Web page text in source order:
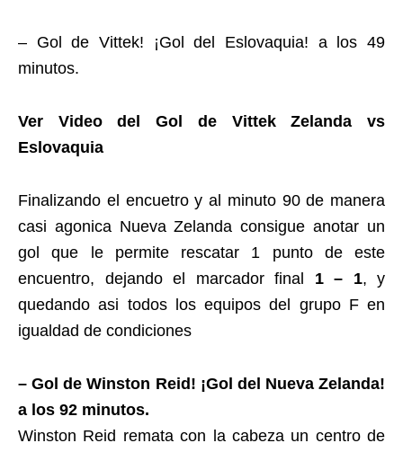
– Gol de Vittek! ¡Gol del Eslovaquia! a los 49
minutos.
Ver Video del Gol de Vittek Zelanda vs
Eslovaquia
Finalizando el encuetro y al minuto 90 de manera
casi agonica Nueva Zelanda consigue anotar un
gol que le permite rescatar 1 punto de este
encuentro, dejando el marcador final 1 – 1, y
quedando asi todos los equipos del grupo F en
igualdad de condiciones
– Gol de Winston Reid! ¡Gol del Nueva Zelanda!
a los 92 minutos.
Winston Reid remata con la cabeza un centro de